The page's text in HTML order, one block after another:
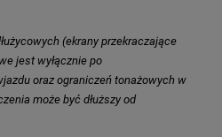
(ekrany przekraczające
jest wyłącznie po
oraz ograniczeń tonażowych w
może być dłuższy od